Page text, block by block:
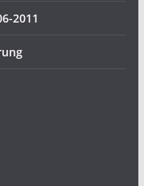
2011